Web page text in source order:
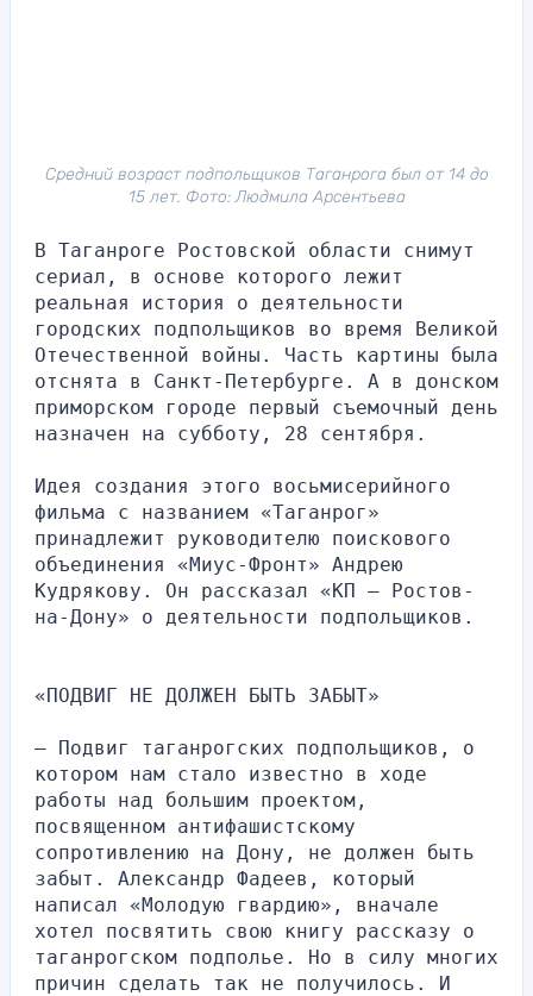
Средний возраст подпольщиков Таганрога был от 14 до
15 лет. Фото: Людмила Арсентьева
В Таганроге Ростовской области снимут
сериал, в основе которого лежит
реальная история о деятельности
городских подпольщиков во время Великой
Отечественной войны. Часть картины была
отснята в Санкт-Петербурге. А в донском
приморском городе первый съемочный день
назначен на субботу, 28 сентября.
Идея создания этого восьмисерийного
фильма с названием «Таганрог»
принадлежит руководителю поискового
объединения «Миус-Фронт» Андрею
Кудрякову. Он рассказал «КП — Ростов-
на-Дону» о деятельности подпольщиков.
«ПОДВИГ НЕ ДОЛЖЕН БЫТЬ ЗАБЫТ»
— Подвиг таганрогских подпольщиков, о
котором нам стало известно в ходе
работы над большим проектом,
посвященном антифашистскому
сопротивлению на Дону, не должен быть
забыт. Александр Фадеев, который
написал «Молодую гвардию», вначале
хотел посвятить свою книгу рассказу о
таганрогском подполье. Но в силу многих
причин сделать так не получилось. И